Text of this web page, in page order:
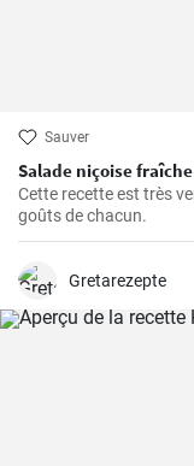
Sauver
Salade niçoise
Cette recette est très
goûts de chacun.
Gretarezepte